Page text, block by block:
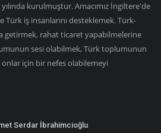
kurulmuştur. Amacımız İngiltere'de
iş insanlarını desteklemek. Türk-
getirmek, rahat ticaret yapabilmelerine
sesi olabilmek, Türk toplumunun
için bir nefes olabilemeyi
Serdar İbrahimcioğlu